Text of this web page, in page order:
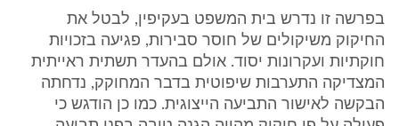
בפרשה זו נדרש בית המשפט בעקיפין, לבטל את
החיקוק משיקולים של חוסר סבירות, פגיעה בזכויות
חוקתיות ועקרונות יסוד. אולם בהעדר תשתית ראייתית
המצדיקה התערבות שיפוטית בדבר המחוקק, נדחתה
הבקשה לאישור התביעה הייצוגית. כמו כן הודגש כי